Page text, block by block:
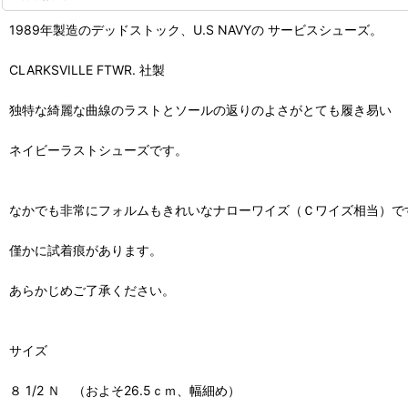
1989年製造のデッドストック、U.S NAVYの サービスシューズ。
CLARKSVILLE FTWR. 社製
独特な綺麗な曲線のラストとソールの返りのよさがとても履き易い
ネイビーラストシューズです。
なかでも非常にフォルムもきれいなナローワイズ（Ｃワイズ相当）で
僅かに試着痕があります。
あらかじめご了承ください。
サイズ
８ 1/2 Ｎ （およそ26.5ｃｍ、幅細め）